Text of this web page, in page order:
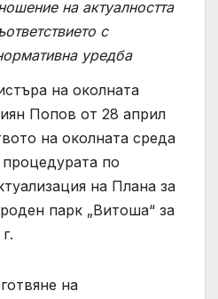
на актуалността
с
уредба
на околната
Попов от 28 април
на околната среда
по
на Плана за
парк „Витоша“ за
на